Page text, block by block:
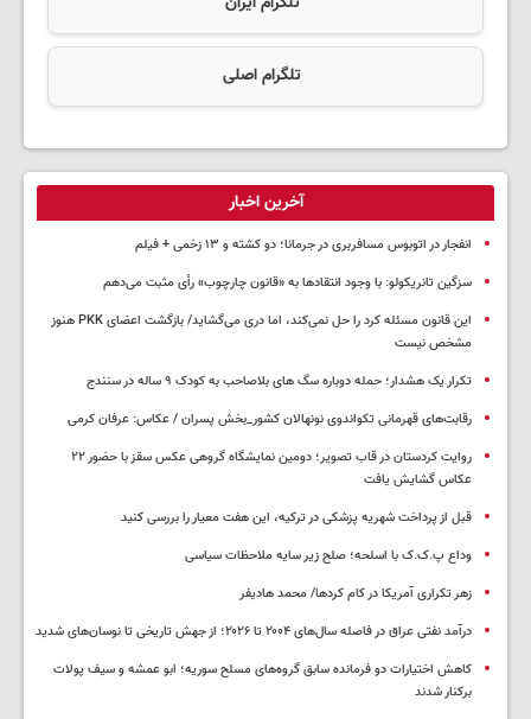
تلگرام اصلی
آخرین اخبار
انفجار در اتوبوس مسافربری در جرمانا؛ دو کشته و ۱۳ زخمی + فیلم
سزگین تانریکولو: با وجود انتقادها به «قانون چارچوب» رأی مثبت می‌دهم
این قانون مسئله کرد را حل نمی‌کند، اما دری می‌گشاید/ بازگشت اعضای PKK هنوز
مشخص نیست
تکرار یک هشدار؛ حمله دوباره سگ های بلاصاحب به کودک ۹ ساله در سنندج
رقابت‌های قهرمانی تکواندوی نونهالان کشور_بخش پسران / عکاس: عرفان کرمی
روایت کردستان در قاب تصویر؛ دومین نمایشگاه گروهی عکس سقز با حضور ۲۲
عکاس گشایش یافت
قبل از پرداخت شهریه پزشکی در ترکیه، این هفت معیار را بررسی کنید
وداع پ.ک.ک با اسلحه؛ صلح زیر سایه ملاحظات سیاسی
زهر تکراری آمریکا در کام کردها/ محمد هادیفر
درآمد نفتی عراق در فاصله سال‌های ۲۰۰۴ تا ۲۰۲۶؛ از جهش تاریخی تا نوسان‌های شدید
کاهش اختیارات دو فرمانده سابق گروه‌های مسلح سوریه؛ ابو عمشه و سیف پولات
برکنار شدند